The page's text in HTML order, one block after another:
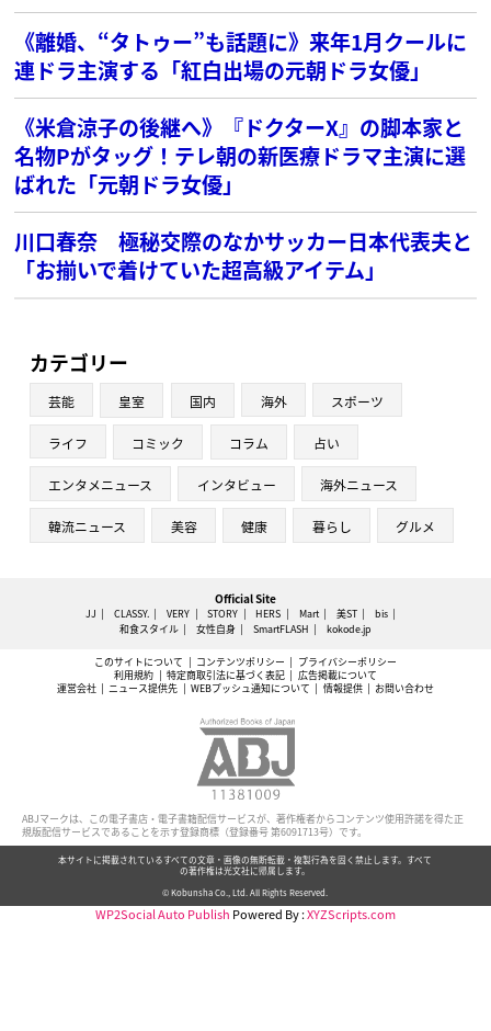
《離婚、“タトゥー”も話題に》来年1月クールに
連ドラ主演する「紅白出場の元朝ドラ女優」
《米倉涼子の後継へ》『ドクターX』の脚本家と
名物Pがタッグ！テレ朝の新医療ドラマ主演に選
ばれた「元朝ドラ女優」
川口春奈 極秘交際のなかサッカー日本代表夫と
「お揃いで着けていた超高級アイテム」
カテゴリー
芸能 皇室 国内 海外 スポーツ
ライフ コミック コラム 占い
エンタメニュース インタビュー 海外ニュース
韓流ニュース 美容 健康 暮らし グルメ
Official Site
JJ CLASSY. VERY STORY HERS Mart 美ST
bis
和食スタイル
女性自身 SmartFLASH kokode.jp
このサイトについて コンテンツポリシー
プライバシーポリシー
利用規約
特定商取引法に基づく表記
広告掲載について
運営会社
ニュース提供先 WEBプッシュ通知について 情報提供 お問い合わせ
ABJマークは、この電子書店・電子書籍配信サービスが、著作権者からコンテンツ使用許諾を得た正
規版配信サービスであることを示す登録商標（登録番号 第6091713号）です。
本サイトに掲載されているすべての文章・画像の無断転載・複製行為を固く禁止します。すべて
の著作権は光文社に帰属します。
© Kobunsha Co., Ltd. All Rights Reserved.
WP2Social Auto Publish Powered By :XYZScripts.com